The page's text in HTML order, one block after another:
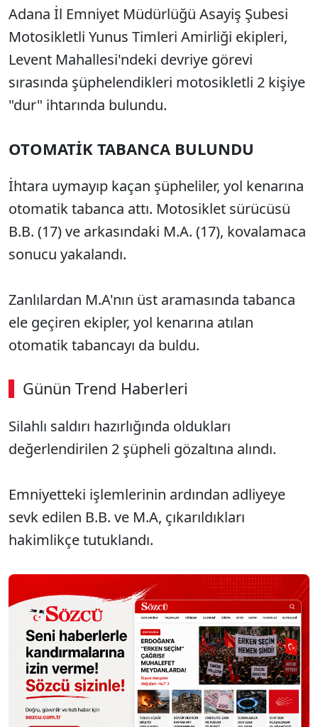
Adana İl Emniyet Müdürlüğü Asayiş Şubesi
Motosikletli Yunus Timleri Amirliği ekipleri,
Levent Mahallesi'ndeki devriye görevi
sırasında şüphelendikleri motosikletli 2 kişiye
"dur" ihtarında bulundu.
OTOMATİK TABANCA BULUNDU
İhtara uymayıp kaçan şüpheliler, yol kenarına
otomatik tabanca attı. Motosiklet sürücüsü
B.B. (17) ve arkasındaki M.A. (17), kovalamaca
sonucu yakalandı.
Zanlılardan M.A'nın üst aramasında tabanca
ele geçiren ekipler, yol kenarına atılan
otomatik tabancayı da buldu.
Günün Trend Haberleri
00:02 / 02:14
Silahlı saldırı hazırlığında oldukları
değerlendirilen 2 şüpheli gözaltına alındı.
Emniyetteki işlemlerinin ardından adliyeye
sevk edilen B.B. ve M.A, çıkarıldıkları
hakimlikçe tutuklandı.